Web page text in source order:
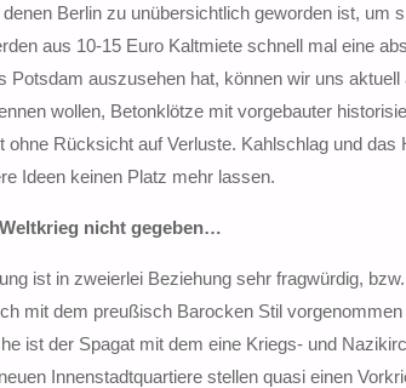
Berlin zu unübersichtlich geworden ist, um
aus 10-15 Euro Kaltmiete schnell mal eine
Potsdam auszusehen hat, können wir uns
wollen, Betonklötze mit vorgebauter
ohne Rücksicht auf Verluste. Kahlschlag und
Ideen keinen Platz mehr lassen.
nicht gegeben…
ist in zweierlei Beziehung sehr fragwürdig,
mit dem preußisch Barocken Stil
ist der Spagat mit dem eine Kriegs- und
Innenstadtquartiere stellen quasi einen